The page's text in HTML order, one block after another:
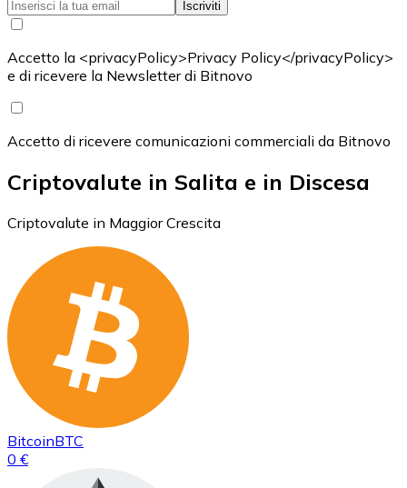
Iscriviti
Accetto la <privacyPolicy>Privacy Policy</privacyPolicy>
e di ricevere la Newsletter di Bitnovo
Accetto di ricevere comunicazioni commerciali da Bitnovo
Criptovalute in Salita e in Discesa
Criptovalute in Maggior Crescita
BitcoinBTC
0 €